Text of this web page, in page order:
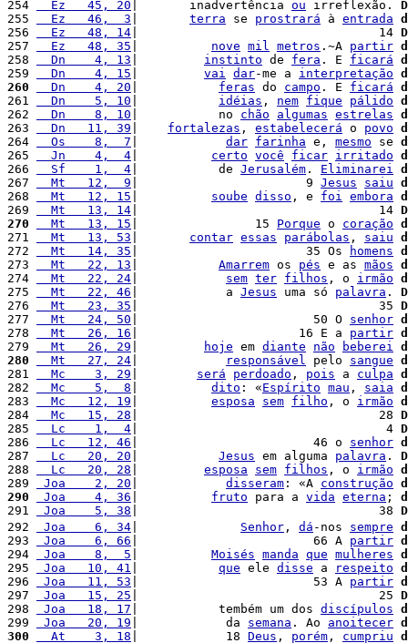
254
  Ez   45, 20
|       inadvertência ou irreflexão.
255
  Ez   46,  3
terra se prostrará à entrada
256
  Ez   48, 14
|                                 14
257
  Ez   48, 35
nove mil metros .~A partir
258
  Dn    4, 13
instinto de fera . E ficará
259
  Dn    4, 15
vai dar-me a interpretação
260
  Dn    4, 20
feras do campo . E ficará
261
  Dn    5, 10
idéias , nem fique pálido
262
  Dn    8, 10
|           no chão algumas estrelas
263
  Dn   11, 39
fortalezas , estabelecerá o povo
264
  Os    8,  7
dar farinha e, mesmo se
265
  Jn    4,  4
certo você ficar irritado
266
  Sf    1,  4
|           de Jerusalém . Eliminarei
267
  Mt   12,  9
|                       9 Jesus saiu
268
  Mt   12, 15
soube disso , e foi embora
269
  Mt   13, 14
|                                 14
270
  Mt   13, 15
|                15 Porque o coração
271
  Mt   13, 53
contar essas parábolas , saiu
272
  Mt   14, 35
|                       35 Os homens
273
  Mt   22, 13
Amarrem os pés e as mãos
274
  Mt   22, 24
sem ter filhos , o irmão
275
  Mt   22, 46
|            a Jesus uma só palavra .
276
  Mt   23, 35
|                                 35
277
  Mt   24, 50
|                        50 O senhor
278
  Mt   26, 16
|                      16 E a partir
279
  Mt   26, 29
hoje em diante não beberei
280
  Mt   27, 24
responsável pelo sangue
281
  Mc    3, 29
será perdoado , pois a culpa
282
  Mc    5,  8
dito : «Espírito mau , saia
283
  Mc   12, 19
esposa sem filho , o irmão
284
  Mc   15, 28
|                                 28
285
  Lc    1,  4
|                                  4
286
  Lc   12, 46
|                        46 o senhor
287
  Lc   20, 20
Jesus em alguma palavra .
288
  Lc   20, 28
esposa sem filhos , o irmão
289
Joa    2, 20 disseram : «A construção
290
Joa    4, 36 fruto para a vida eterna ;
291
Joa    5, 38 |                                 38
292
Joa    6, 34 Senhor , dá -nos sempre
293
Joa    6, 66 |                        66 A partir
294
Joa    8,  5 Moisés manda que mulheres
295
Joa   10, 41 que ele disse a respeito
296
Joa   11, 53 |                        53 A partir
297
Joa   15, 25 |                                 25
298
Joa   18, 17 |           tembém um dos discípulos
299
Joa   20, 19 |            da semana . Ao anoitecer
300
  At    3, 18
|            18 Deus , porém , cumpriu